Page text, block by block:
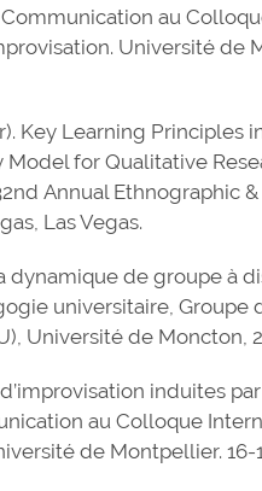
au
Université de
Key Learning
for Qualitative
Annual Ethnographic
Las Vegas.
dynamique de groupe à
universitaire, Groupe
Université de Moncton,
d’improvisation induites
au Colloque
de Montpellier. 16-